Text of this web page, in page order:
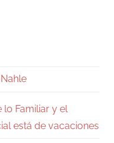
lo Familiar y el
está de vacaciones